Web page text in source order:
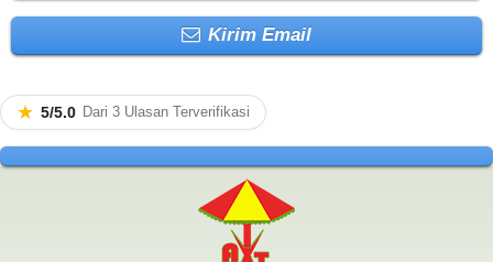
Kirim Email
★ 5/5.0 Dari 3 Ulasan Terverifikasi